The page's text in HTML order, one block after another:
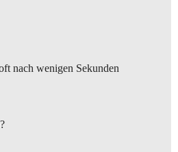
nach wenigen Sekunden